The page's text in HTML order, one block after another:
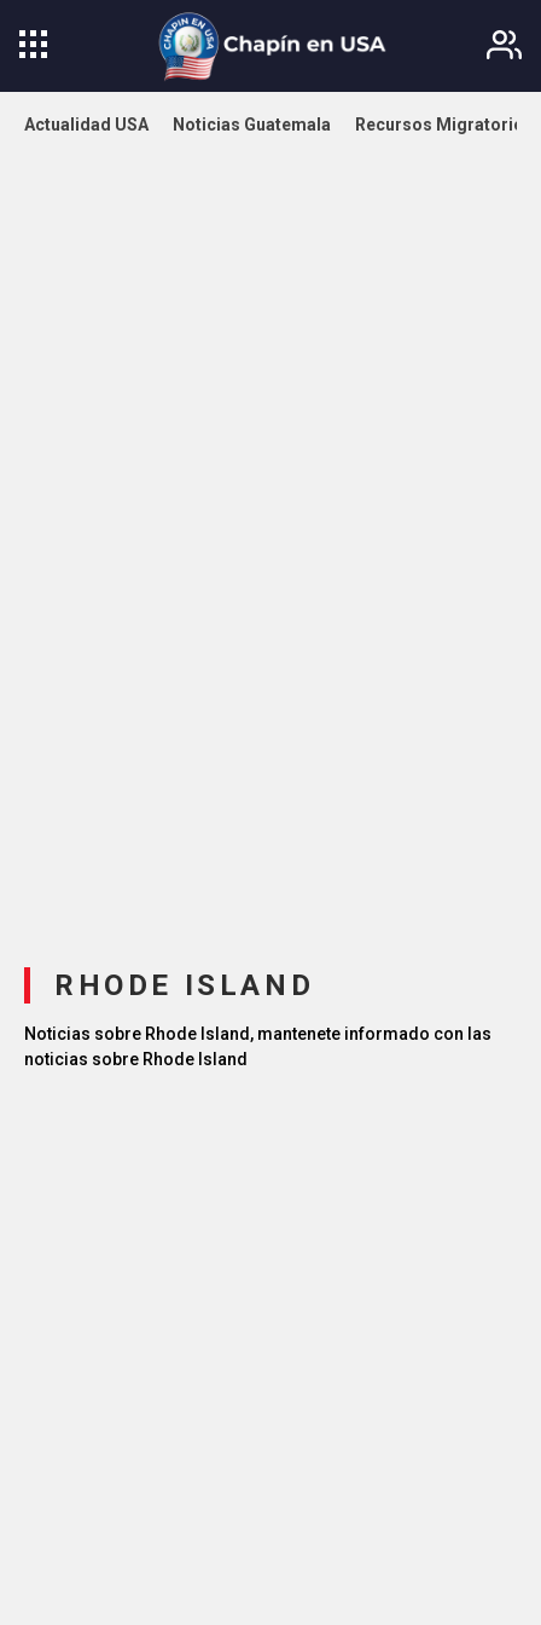
Actualidad USA Noticias Guatemala Recursos Migratorios
RHODE ISLAND
Noticias sobre Rhode Island, mantenete informado con las
noticias sobre Rhode Island